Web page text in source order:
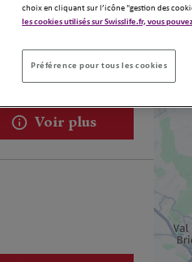
Voir plus
choix en cliquant sur l’icône "gestion des
les cookies utilisés sur Swisslife.fr, vous
Préférence pour tous les cookies